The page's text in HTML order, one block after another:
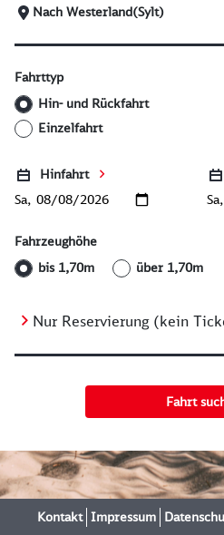
Nach Westerland(Sylt)
Fahrttyp
Hin- und Rückfahrt
Einzelfahrt
Hinfahrt
Sa,
Sa,
Fahrzeughöhe
bis 1,70m
über 1,70m
Nur Reservierung (kein
Fahrt
Kontakt Impressum